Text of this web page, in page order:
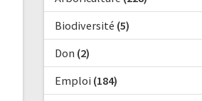
Biodiversité (5)
Don (2)
Emploi (184)